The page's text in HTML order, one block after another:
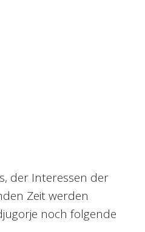
der Interessen der
Zeit werden
noch folgende